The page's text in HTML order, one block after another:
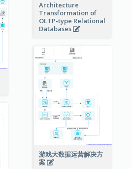
Architecture
Transformation of
OLTP-type Relational
Databases
游戏大数据运营解决方
案